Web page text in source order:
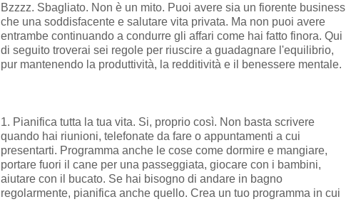
Bzzzz. Sbagliato. Non è un mito. Puoi avere sia un fiorente business
che una soddisfacente e salutare vita privata. Ma non puoi avere
entrambe continuando a condurre gli affari come hai fatto finora. Qui
di seguito troverai sei regole per riuscire a guadagnare l'equilibrio,
pur mantenendo la produttività, la redditività e il benessere mentale.
1. Pianifica tutta la tua vita. Si, proprio così. Non basta scrivere
quando hai riunioni, telefonate da fare o appuntamenti a cui
presentarti. Programma anche le cose come dormire e mangiare,
portare fuori il cane per una passeggiata, giocare con i bambini,
aiutare con il bucato. Se hai bisogno di andare in bagno
regolarmente, pianifica anche quello. Crea un tuo programma in cui